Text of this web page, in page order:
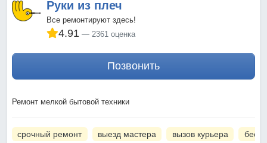
Руки из плеч
Все ремонтируют здесь!
4.91 2361 оценка
Позвонить
Ремонт мелкой бытовой техники
срочный ремонт выезд мастера вызов курьера